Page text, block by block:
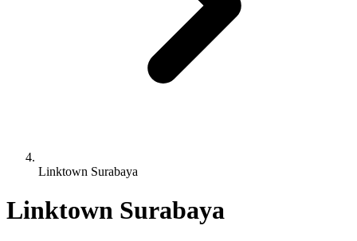
Linktown Surabaya
Linktown Surabaya